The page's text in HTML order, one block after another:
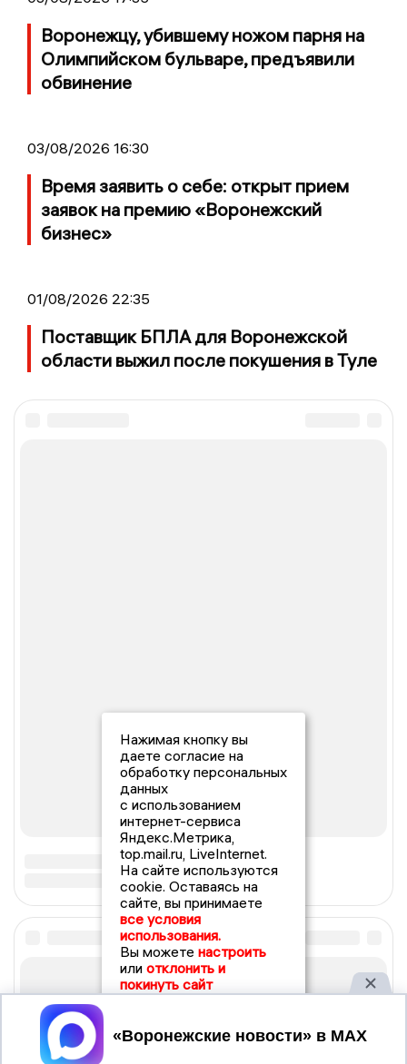
Воронежцу, убившему ножом парня на
Олимпийском бульваре, предъявили
обвинение
03/08/2026 16:30
Время заявить о себе: открыт прием
заявок на премию «Воронежский
бизнес»
01/08/2026 22:35
Поставщик БПЛА для Воронежской
области выжил после покушения в Туле
Нажимая кнопку вы
даете согласие на
обработку персональных
данных
с использованием
интернет-сервиса
Яндекс.Метрика,
top.mail.ru, LiveInternet.
На сайте используются
cookie. Оставаясь на
сайте, вы принимаете
все условия
использования.
Вы можете настроить
или отклонить и
покинуть сайт
Принять